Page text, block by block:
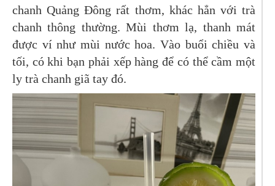
chanh Quảng Đông rất thơm, khác hẳn với trà
chanh thông thường. Mùi thơm lạ, thanh mát
được ví như mùi nước hoa. Vào buổi chiều và
tối, có khi bạn phải xếp hàng để có thể cầm một
ly trà chanh giã tay đó.